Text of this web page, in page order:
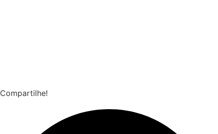
Compartilhe!